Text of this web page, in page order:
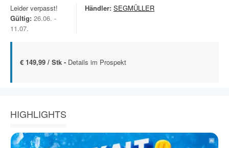
Leider verpasst!
Gültig: 26.06. -
11.07.
Händler: SEGMÜLLER
€ 149,99 / Stk - Details im Prospekt
HIGHLIGHTS